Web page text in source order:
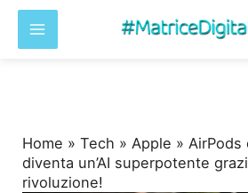
Home »Tech »Apple »AirPods
diventa un’AI superpotente
rivoluzione!